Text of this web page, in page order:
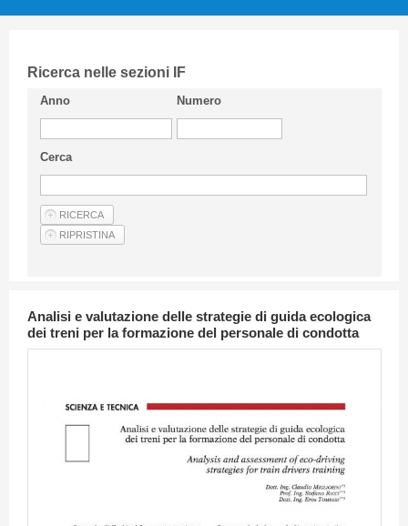
CIFI in breve
Linee Guida
Privacy Policy
Articoli
Ricerca nelle sezioni IF
Anno Numero
Cerca
Analisi e valutazione delle strategie di guida ecologica
dei treni per la formazione del personale di condotta